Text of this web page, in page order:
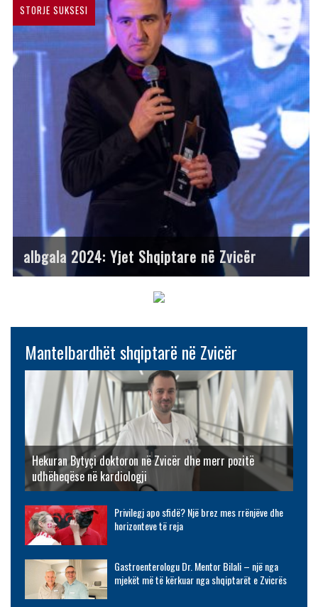
STORJE SUKSESI
albgala 2024: Yjet Shqiptare në Zvicër
Mantelbardhët shqiptarë në Zvicër
Hekuran Bytyçi doktoron në Zvicër dhe merr pozitë
udhëheqëse në kardiologji
Privilegj apo sfidë? Një brez mes rrënjëve dhe
horizonteve të reja
Gastroenterologu Dr. Mentor Bilali – një nga
mjekët më të kërkuar nga shqiptarët e Zvicrës